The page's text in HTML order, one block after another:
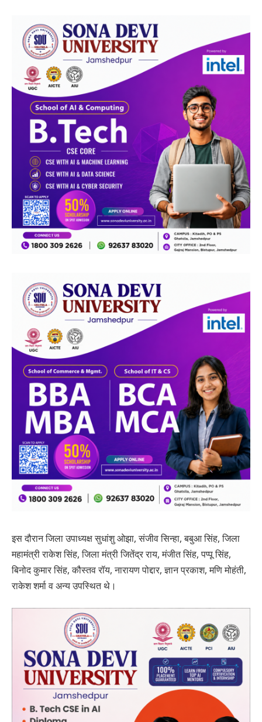
इस दौरान जिला उपाध्यक्ष सुधांशु ओझा, संजीव सिन्हा, बबुआ सिंह, जिला
महामंत्री राकेश सिंह, जिला मंत्री जितेंद्र राय, मंजीत सिंह, पप्पू सिंह,
बिनोद कुमार सिंह, कौस्तव रॉय, नारायण पोद्दार, ज्ञान प्रकाश, मणि मोहंती,
राकेश शर्मा व अन्य उपस्थित थे।